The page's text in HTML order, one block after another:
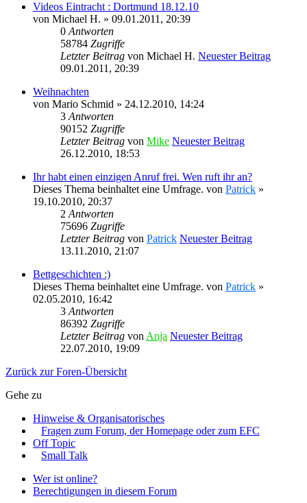
Videos Eintracht : Dortmund 18.12.10
von Michael H. » 09.01.2011, 20:39
0 Antworten
58784 Zugriffe
Letzter Beitrag von Michael H. Neuester Beitrag
09.01.2011, 20:39
Weihnachten
von Mario Schmid » 24.12.2010, 14:24
3 Antworten
90152 Zugriffe
Letzter Beitrag von Mike Neuester Beitrag
26.12.2010, 18:53
Ihr habt einen einzigen Anruf frei. Wen ruft ihr an?
Dieses Thema beinhaltet eine Umfrage. von Patrick »
19.10.2010, 20:37
2 Antworten
75696 Zugriffe
Letzter Beitrag von Patrick Neuester Beitrag
13.11.2010, 21:07
Bettgeschichten :)
Dieses Thema beinhaltet eine Umfrage. von Patrick »
02.05.2010, 16:42
3 Antworten
86392 Zugriffe
Letzter Beitrag von Anja Neuester Beitrag
22.07.2010, 19:09
Zurück zur Foren-Übersicht
Gehe zu
Hinweise & Organisatorisches
Fragen zum Forum, der Homepage oder zum EFC
Off Topic
Small Talk
Wer ist online?
Berechtigungen in diesem Forum